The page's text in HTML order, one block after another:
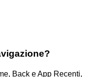
Back e App Recenti,